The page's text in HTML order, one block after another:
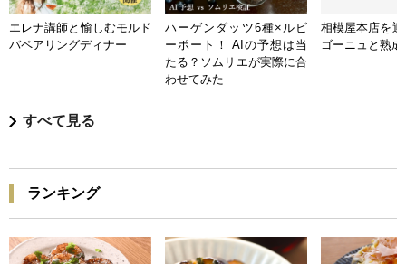
エレナ講師と愉しむモルド
バペアリングディナー
ハーゲンダッツ6種×ルビ
ーポート！ AIの予想は当
たる？ソムリエが実際に合
わせてみた
相模屋本店を
ゴーニュと熟
すべて見る
ランキング